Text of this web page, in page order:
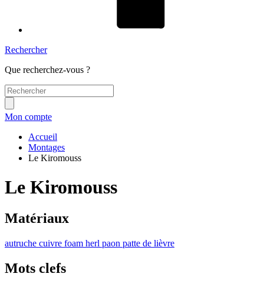
Rechercher
Que recherchez-vous ?
Mon compte
Accueil
Montages
Le Kiromouss
Le Kiromouss
Matériaux
autruche cuivre foam herl paon patte de lièvre
Mots clefs